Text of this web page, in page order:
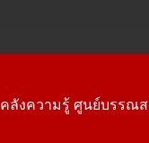
คลังความรู้ ศูนย์บรรณส